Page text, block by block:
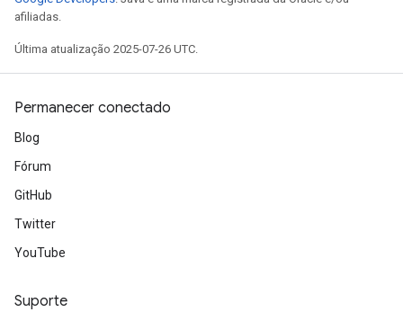
afiliadas.
Última atualização 2025-07-26 UTC.
Permanecer conectado
Blog
Fórum
GitHub
Twitter
YouTube
Suporte